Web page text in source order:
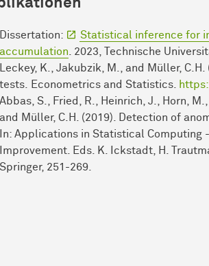
Dissertation:
Statistical inference for
accumulation . 2023, Technische
Leckey, K., Jakubzik, M., and Müller,
tests. Econometrics and Statistics.
Abbas, S., Fried, R., Heinrich, J., Horn,
and Müller, C.H. (2019). Detection of
In: Applications in Statistical
Improvement. Eds. K. Ickstadt, H.
Springer, 251-269.